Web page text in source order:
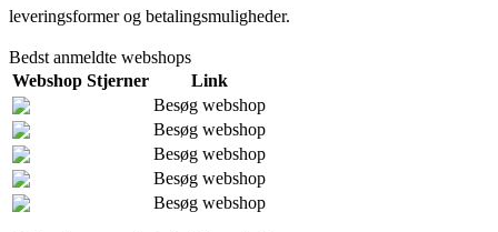
leveringsformer og betalingsmuligheder.
Bedst anmeldte webshops
Webshop Stjerner
Link
Besøg webshop
Besøg webshop
Besøg webshop
Besøg webshop
Besøg webshop